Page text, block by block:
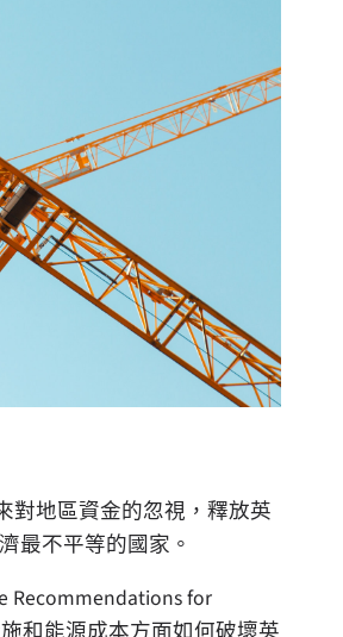
對地區資金的忽視，釋放英
最不平等的國家。
Recommendations for